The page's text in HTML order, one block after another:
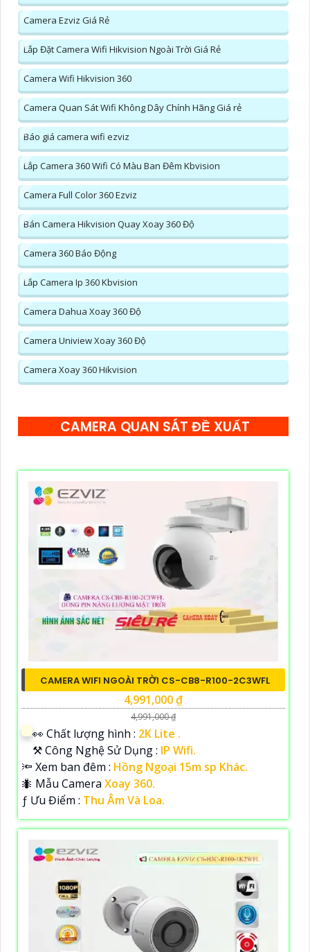
Camera Ezviz Giá Rẻ
Lắp Đặt Camera Wifi Hikvision Ngoài Trời Giá Rẻ
Camera Wifi Hikvision 360
Camera Quan Sát Wifi Không Dây Chính Hãng Giá rẻ
Báo giá camera wifi ezviz
Lắp Camera 360 Wifi Có Màu Ban Đêm Kbvision
Camera Full Color 360 Ezviz
Bán Camera Hikvision Quay Xoay 360 Độ
Camera 360 Báo Động
Lắp Camera Ip 360 Kbvision
Camera Dahua Xoay 360 Độ
Camera Uniview Xoay 360 Độ
Camera Xoay 360 Hikvision
CAMERA QUAN SÁT ĐỀ XUẤT
CAMERA WIFI NGOÀI TRỜI CS-CB8-R100-2C3WFL
4,991,000 ₫
4,991,000 ₫
️👀 Chất lượng hình : 2K Lite .
⚒ Công Nghệ Sử Dụng : IP Wifi.
🔦 Xem ban đêm : Hồng Ngoại 15m sp Khác.
🐜 Mẫu Camera Xoay 360.
️ƒ Ưu Điểm : Thu Âm Và Loa.